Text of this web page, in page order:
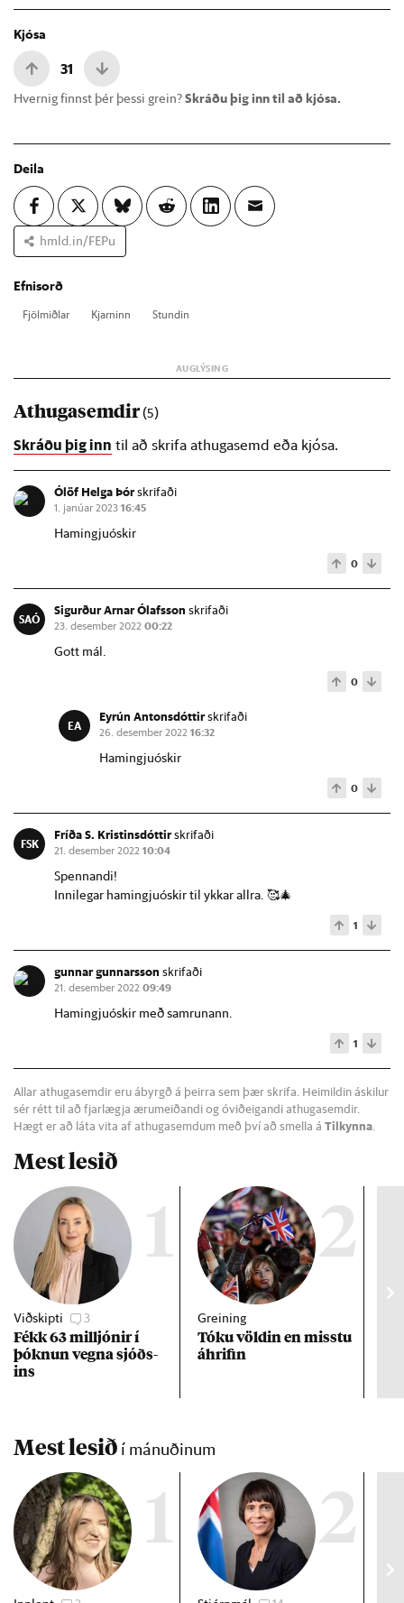
Kjósa
31
Hvernig finnst þér þessi grein?Skráðu þig inn til að kjósa.
Deila
hmld.in/FEPu
Efnisorð
Fjöl­miðl­ar Kjarn­inn Stund­in
Athugasemdir(5)
Skráðu þig inn til að skrifa athugasemd eða kjósa.
Ólöf Helga Þórskrifaði
1. janúar 202316:45
Hamingjuóskir
0
SAÓ
Sigurður Arnar Ólafsson skrifaði
23. desember 2022 00:22
Gott mál.
0
EA
Eyrún Antonsdóttirskrifaði
26. desember 2022 16:32
Hamingjuóskir
0
FSK
Fríða S. Kristinsdóttirskrifaði
21. desember 2022 10:04
Spennandi!
Innilegar hamingjuóskir til ykkar allra. 🥰🎄
1
gunnar gunnarsson skrifaði
21. desember 2022 09:49
Hamingjuóskir með samrunann.
1
Allar athugasemdir eru ábyrgð á þeirra sem þær skrifa. Heimildin áskilur
sér rétt til að fjarlægja ærumeiðandi og óviðeigandi athugasemdir.
Hægt er að láta vita af athugasemdum með því að smella á Tilkynna
Mest lesið
1
Viðskipti 3
Fékk 63 millj­ón­ir í
þókn­un vegna sjóðs­
ins
2
Greining
Tóku völd­in en misstu
áhrif­in
Mest lesið í mánuðinum
1 2